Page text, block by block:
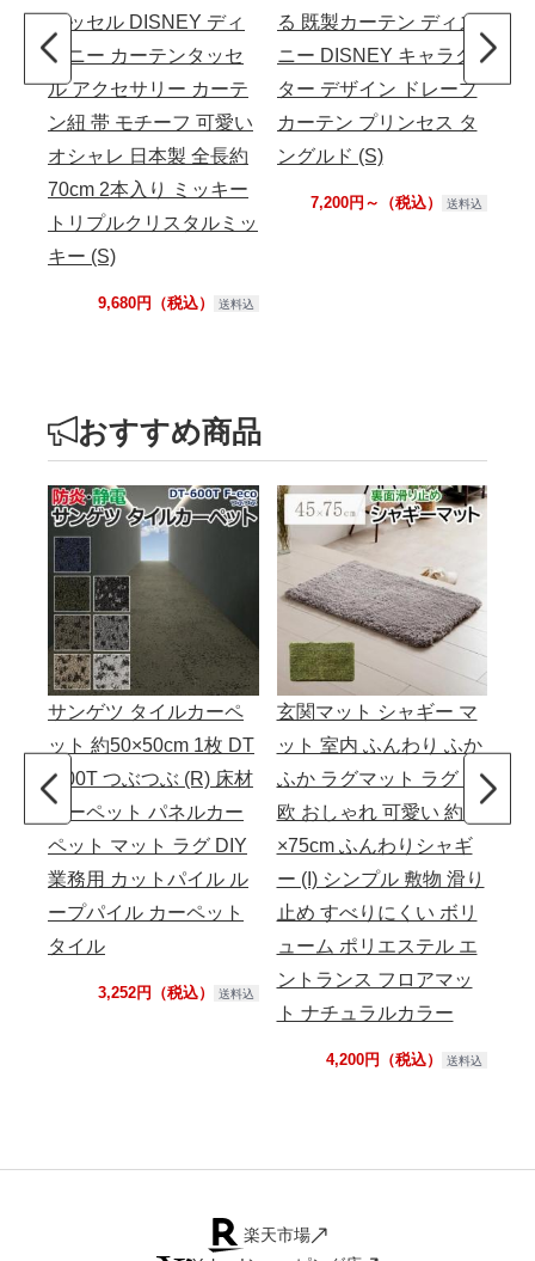
タッセル DISNEY ディ
ズニー カーテンタッセ
ル アクセサリー カーテ
ン紐 帯 モチーフ 可愛い
オシャレ 日本製 全長約
70cm 2本入り ミッキー
トリプルクリスタルミッ
キー (S)
9,680円（税込） 送料込
る 既製カーテン ディズ
ニー DISNEY キャラク
ター デザイン ドレープ
カーテン プリンセス タ
ングルド (S)
7,200円～（税込） 送料込
ス
おすすめ商品
サンゲツ タイルカーペ
ット 約50×50cm 1枚 DT
-600T つぶつぶ (R) 床材
カーペット パネルカー
ペット マット ラグ DIY
業務用 カットパイル ル
ープパイル カーペット
タイル
3,252円（税込） 送料込
玄関マット シャギー マ
ット 室内 ふんわり ふか
ふか ラグマット ラグ 北
欧 おしゃれ 可愛い 約45
×75cm ふんわりシャギ
ー (I) シンプル 敷物 滑り
止め すべりにくい ボリ
ューム ポリエステル エ
ントランス フロアマッ
ト ナチュラルカラー
4,200円（税込） 送料込
楽天市場